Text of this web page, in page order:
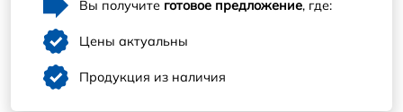
Вы получите готовое предложение, где:
Цены актуальны
Продукция из наличия